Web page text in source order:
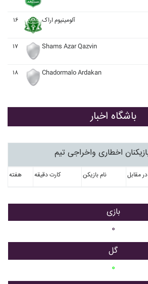
۱۶ آلومينيوم اراک
۱۷ Shams Azar Qazvin
۱۸ Chadormalo Ardakan
باشگاه اخبار
اخطاری واخراجی تیم
هفته کارت دقیقه نام بازیکن در مقابل
بازی
۰
گل
۰